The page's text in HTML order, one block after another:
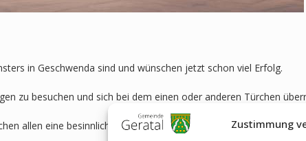
Zustimmung
in Geschwenda sind und wünschen jetzt schon viel Erfolg.
zu besuchen und sich bei dem einen oder anderen Türchen
allen eine besinnliche Vorweihnachtszeit.